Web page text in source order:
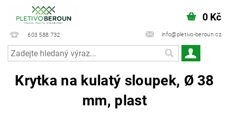
603 588 732 info@pletivo-beroun.cz
0 Kč
Krytka na kulatý sloupek, Ø 38
mm, plast